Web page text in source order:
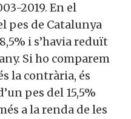
2019. En el
pes de Catalunya
i s’havia reduït
Si ho comparem
la contrària, és
pes del 15,5%
a la renda de les